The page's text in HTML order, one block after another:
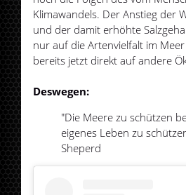
Klimawandels. Der Anstieg der
und der damit erhöhte
nur auf die Artenvielfalt im
bereits jetzt direkt auf andere
Deswegen:
"Die Meere zu schützen
eigenes Leben zu
Sheperd